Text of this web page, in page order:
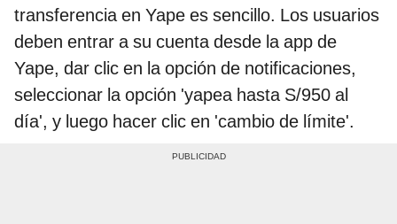
transferencia en Yape es sencillo. Los usuarios
deben entrar a su cuenta desde la app de
Yape, dar clic en la opción de notificaciones,
seleccionar la opción 'yapea hasta S/950 al
día', y luego hacer clic en 'cambio de límite'.